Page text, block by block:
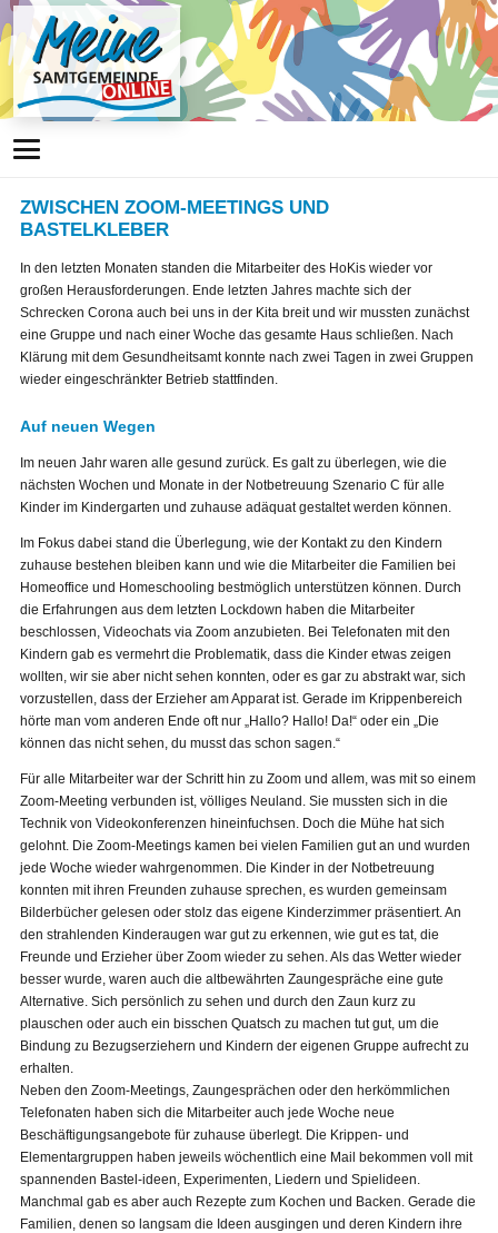
ZWISCHEN ZOOM-MEETINGS UND
BASTELKLEBER
In den letzten Monaten standen die Mitarbeiter des HoKis wieder vor
großen Herausforderungen. Ende letzten Jahres machte sich der
Schrecken Corona auch bei uns in der Kita breit und wir mussten zunächst
eine Gruppe und nach einer Woche das gesamte Haus schließen. Nach
Klärung mit dem Gesundheitsamt konnte nach zwei Tagen in zwei Gruppen
wieder eingeschränkter Betrieb stattfinden.
Auf neuen Wegen
Im neuen Jahr waren alle gesund zurück. Es galt zu überlegen, wie die
nächsten Wochen und Monate in der Notbetreuung Szenario C für alle
Kinder im Kindergarten und zuhause adäquat gestaltet werden können.
Im Fokus dabei stand die Überlegung, wie der Kontakt zu den Kindern
zuhause bestehen bleiben kann und wie die Mitarbeiter die Familien bei
Homeoffice und Homeschooling bestmöglich unterstützen können. Durch
die Erfahrungen aus dem letzten Lockdown haben die Mitarbeiter
beschlossen, Videochats via Zoom anzubieten. Bei Telefonaten mit den
Kindern gab es vermehrt die Problematik, dass die Kinder etwas zeigen
wollten, wir sie aber nicht sehen konnten, oder es gar zu abstrakt war, sich
vorzustellen, dass der Erzieher am Apparat ist. Gerade im Krippenbereich
hörte man vom anderen Ende oft nur „Hallo? Hallo! Da!“ oder ein „Die
können das nicht sehen, du musst das schon sagen.“
Für alle Mitarbeiter war der Schritt hin zu Zoom und allem, was mit so einem
Zoom-Meeting verbunden ist, völliges Neuland. Sie mussten sich in die
Technik von Videokonferenzen hineinfuchsen. Doch die Mühe hat sich
gelohnt. Die Zoom-Meetings kamen bei vielen Familien gut an und wurden
jede Woche wieder wahrgenommen. Die Kinder in der Notbetreuung
konnten mit ihren Freunden zuhause sprechen, es wurden gemeinsam
Bilderbücher gelesen oder stolz das eigene Kinderzimmer präsentiert. An
den strahlenden Kinderaugen war gut zu erkennen, wie gut es tat, die
Freunde und Erzieher über Zoom wieder zu sehen. Als das Wetter wieder
besser wurde, waren auch die altbewährten Zaungespräche eine gute
Alternative. Sich persönlich zu sehen und durch den Zaun kurz zu
plauschen oder auch ein bisschen Quatsch zu machen tut gut, um die
Bindung zu Bezugserziehern und Kindern der eigenen Gruppe aufrecht zu
erhalten.
Neben den Zoom-Meetings, Zaungesprächen oder den herkömmlichen
Telefonaten haben sich die Mitarbeiter auch jede Woche neue
Beschäftigungsangebote für zuhause überlegt. Die Krippen- und
Elementargruppen haben jeweils wöchentlich eine Mail bekommen voll mit
spannenden Bastel-ideen, Experimenten, Liedern und Spielideen.
Manchmal gab es aber auch Rezepte zum Kochen und Backen. Gerade die
Familien, denen so langsam die Ideen ausgingen und deren Kindern ihre